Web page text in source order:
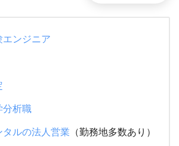
エンジニア
分析職
ルの法人営業 （勤務地多数あり）